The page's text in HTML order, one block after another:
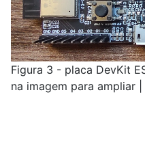
Figura 3 - placa DevKit
na imagem para ampliar |